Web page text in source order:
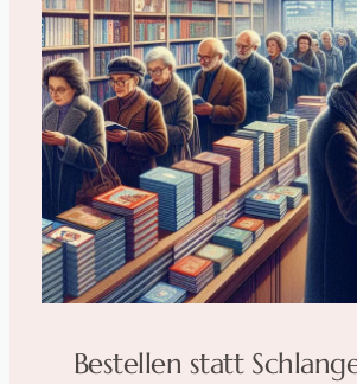
Bestellen statt